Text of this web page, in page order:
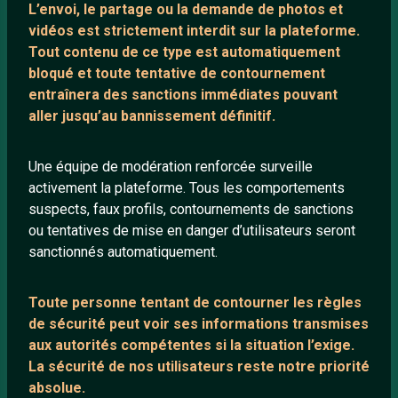
L’envoi, le partage ou la demande de photos et
vidéos est strictement interdit sur la plateforme.
Tout contenu de ce type est automatiquement
bloqué et toute tentative de contournement
entraînera des sanctions immédiates pouvant
aller jusqu’au bannissement définitif.
Une équipe de modération renforcée surveille
activement la plateforme. Tous les comportements
suspects, faux profils, contournements de sanctions
ou tentatives de mise en danger d’utilisateurs seront
sanctionnés automatiquement.
Toute personne tentant de contourner les règles
de sécurité peut voir ses informations transmises
aux autorités compétentes si la situation l’exige.
La sécurité de nos utilisateurs reste notre priorité
absolue.
Protection mineurs
Blog
Salons de discussion
Communauté
Playlists YouTube
Nous contacter
ANNEXE
Support IRC
ARTICLES RÉCENTS